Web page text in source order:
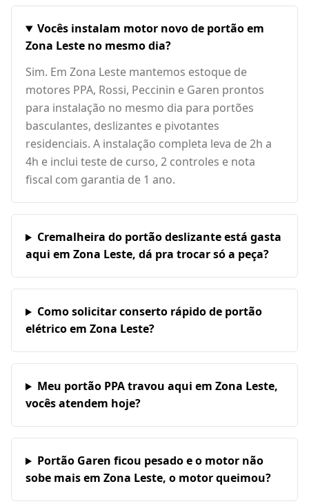
Vocês instalam motor novo de portão em
Zona Leste no mesmo dia?
Sim. Em Zona Leste mantemos estoque de
motores PPA, Rossi, Peccinin e Garen prontos
para instalação no mesmo dia para portões
basculantes, deslizantes e pivotantes
residenciais. A instalação completa leva de 2h a
4h e inclui teste de curso, 2 controles e nota
fiscal com garantia de 1 ano.
Cremalheira do portão deslizante está gasta
aqui em Zona Leste, dá pra trocar só a peça?
Como solicitar conserto rápido de portão
elétrico em Zona Leste?
Meu portão PPA travou aqui em Zona Leste,
vocês atendem hoje?
Portão Garen ficou pesado e o motor não
sobe mais em Zona Leste, o motor queimou?